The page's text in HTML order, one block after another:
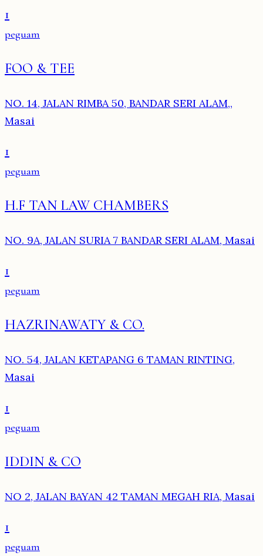
1
peguam
FOO & TEE
NO. 14, JALAN RIMBA 50, BANDAR SERI ALAM,,
Masai
1
peguam
H.F TAN LAW CHAMBERS
NO. 9A, JALAN SURIA 7 BANDAR SERI ALAM, Masai
1
peguam
HAZRINAWATY & CO.
NO. 54, JALAN KETAPANG 6 TAMAN RINTING,
Masai
1
peguam
IDDIN & CO
NO 2, JALAN BAYAN 42 TAMAN MEGAH RIA, Masai
1
peguam